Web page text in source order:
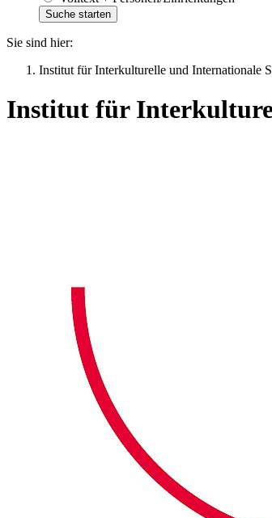
Sie sind hier:
Institut für Interkulturelle und Internationale
Institut für